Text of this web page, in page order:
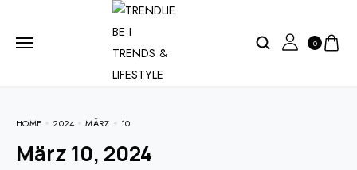
0
HOME 2024 MÄRZ 10
März 10, 2024